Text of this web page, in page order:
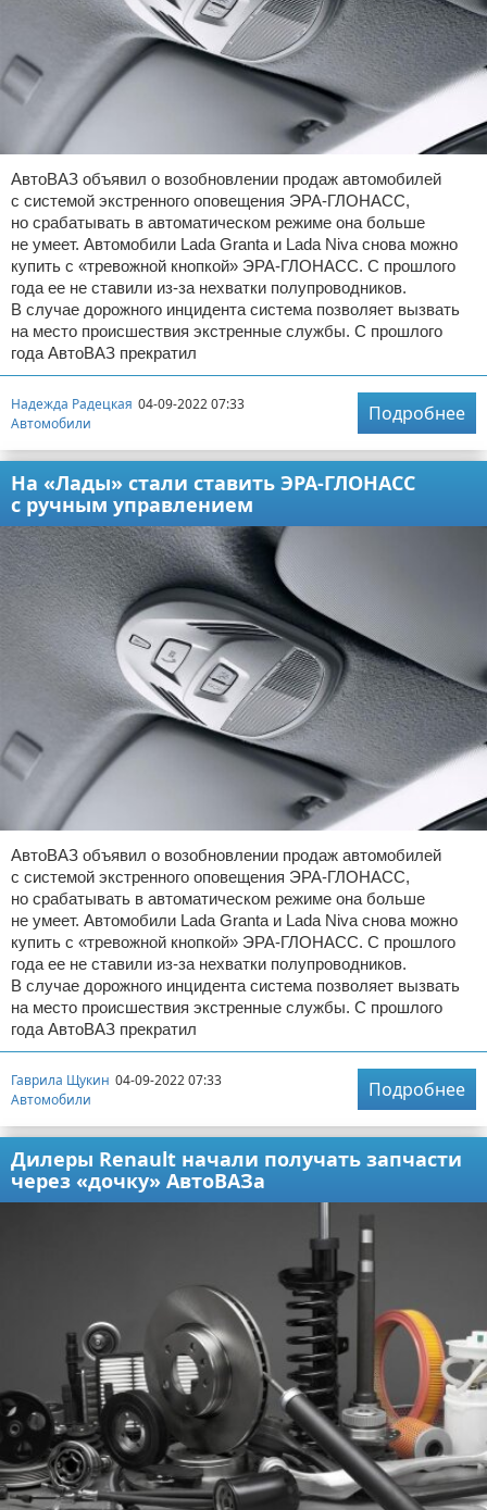
АвтоВАЗ объявил о возобновлении продаж автомобилей
с системой экстренного оповещения ЭРА-ГЛОНАСС,
но срабатывать в автоматическом режиме она больше
не умеет. Автомобили Lada Granta и Lada Niva снова можно
купить с «тревожной кнопкой» ЭРА-ГЛОНАСС. С прошлого
года ее не ставили из-за нехватки полупроводников.
В случае дорожного инцидента система позволяет вызвать
на место происшествия экстренные службы. С прошлого
года АвтоВАЗ прекратил
Надежда Радецкая 04-09-2022 07:33
Автомобили
Подробнее
На «Лады» стали ставить ЭРА-ГЛОНАСС
с ручным управлением
АвтоВАЗ объявил о возобновлении продаж автомобилей
с системой экстренного оповещения ЭРА-ГЛОНАСС,
но срабатывать в автоматическом режиме она больше
не умеет. Автомобили Lada Granta и Lada Niva снова можно
купить с «тревожной кнопкой» ЭРА-ГЛОНАСС. С прошлого
года ее не ставили из-за нехватки полупроводников.
В случае дорожного инцидента система позволяет вызвать
на место происшествия экстренные службы. С прошлого
года АвтоВАЗ прекратил
Гаврила Щукин 04-09-2022 07:33
Автомобили
Подробнее
Дилеры Renault начали получать запчасти
через «дочку» АвтоВАЗа